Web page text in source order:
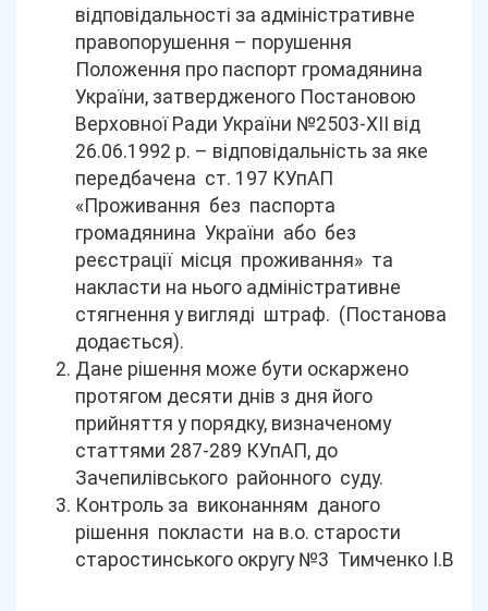
відповідальності за адміністративне
правопорушення – порушення
Положення про паспорт громадянина
України, затвердженого Постановою
Верховної Ради України №2503-ХІІ від
26.06.1992 р. – відповідальність за яке
передбачена ст. 197 КУпАП
«Проживання без паспорта
громадянина України або без
реєстрації місця проживання» та
накласти на нього адміністративне
стягнення у вигляді штраф. (Постанова
додається).
Дане рішення може бути оскаржено
протягом десяти днів з дня його
прийняття у порядку, визначеному
статтями 287-289 КУпАП, до
Зачепилівського районного суду.
Контроль за виконанням даного
рішення покласти на в.о. старости
старостинського округу №3 Тимченко І.В